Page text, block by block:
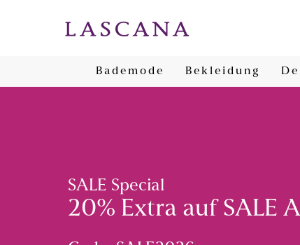
Bademode Bekleidung
SALE Special
20% Extra auf SALE